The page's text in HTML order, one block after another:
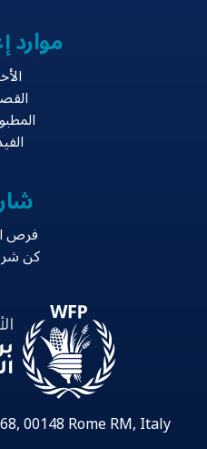
موارد
فرص
كن
00148 Rome RM, Italy